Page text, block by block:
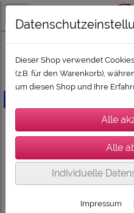
FERNSEHER SONY SONY
Dieser Shop verwendet
(z.B. für den Warenkorb),
um diesen Shop und Ihre
Individuelle
Impressum